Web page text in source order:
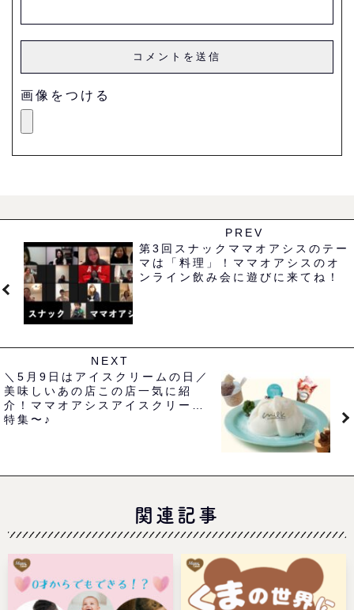
画像をつける
NEXT
＼5月9日はアイスクリームの日／
美味しいあの店この店一気に紹
介！ママオアシスアイスクリーム
特集〜♪
PREV
第3回スナックママオアシスのテー
マは「料理」！ママオアシスのオ
ンライン飲み会に遊びに来てね！
関連記事